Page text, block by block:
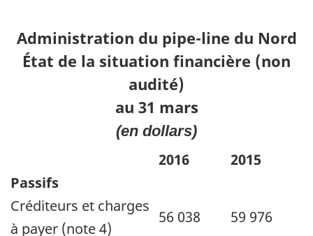
Administration du pipe-line du Nord
État de la situation financière (non
audité)
au 31 mars
(en dollars)
2016
2015
Passifs
Créditeurs et charges
à payer (note 4)
56 038
59 976